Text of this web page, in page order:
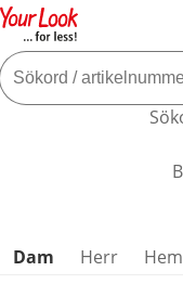
Hoppa över
Dam Herr
Hem